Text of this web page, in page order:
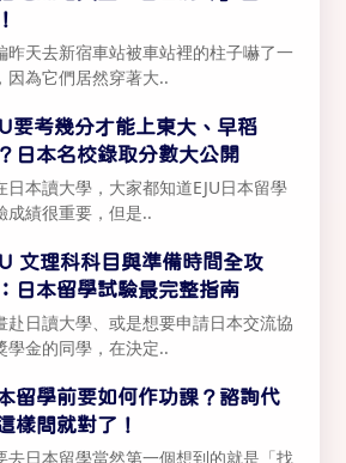
昨天去新宿車站被車站裡的柱子嚇了一
因為它們居然穿著大..
要考幾分才能上東大、早稻
日本名校錄取分數大公開
日本讀大學，大家都知道EJU日本留學
成績很重要，但是..
文理科科目與準備時間全攻
日本留學試驗最完整指南
赴日讀大學、或是想要申請日本交流協
學金的同學，在決定..
留學前要如何作功課？諮詢代
樣問就對了！
去日本留學當然第一個想到的就是「找